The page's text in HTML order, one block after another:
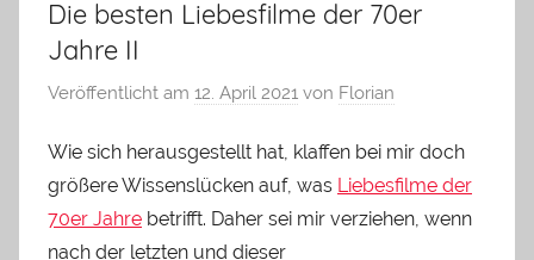
Die besten Liebesfilme der 70er
Jahre II
Veröffentlicht am 12. April 2021 von Florian
Wie sich herausgestellt hat, klaffen bei mir doch
größere Wissenslücken auf, was Liebesfilme der
70er Jahre betrifft. Daher sei mir verziehen, wenn
nach der letzten und dieser